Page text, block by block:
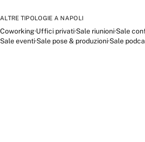
ALTRE TIPOLOGIE A NAPOLI
Coworking·Uffici privati·Sale riunioni·Sale
Sale eventi·Sale pose & produzioni·Sale